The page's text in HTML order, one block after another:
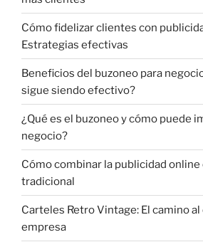
Cómo fidelizar clientes con
Estrategias efectivas
Beneficios del buzoneo para
sigue siendo efectivo?
¿Qué es el buzoneo y cómo puede
negocio?
Cómo combinar la publicidad online
tradicional
Carteles Retro Vintage: El camino
empresa